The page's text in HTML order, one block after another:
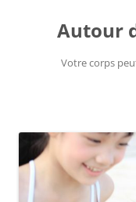
contenuAutour
Votre corps